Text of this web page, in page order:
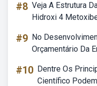
#8 Veja A Estrutura
Hidroxi 4
#9 No
Orçamentário Da
#10 Dentre Os
Científico